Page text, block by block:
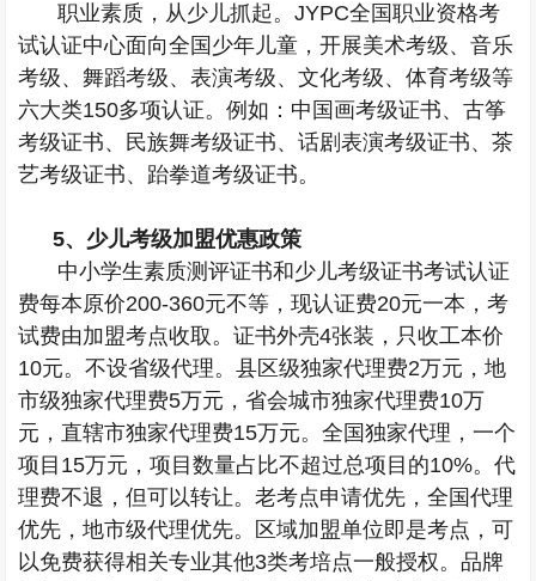
职业素质，从少儿抓起。JYPC全国职业资格考
试认证中心面向全国少年儿童，开展美术考级、音乐
考级、舞蹈考级、表演考级、文化考级、体育考级等
六大类150多项认证。例如：中国画考级证书、古筝
考级证书、民族舞考级证书、话剧表演考级证书、茶
艺考级证书、跆拳道考级证书。
5、少儿考级加盟优惠政策
中小学生素质测评证书和少儿考级证书考试认证
费每本原价200-360元不等，现认证费20元一本，考
试费由加盟考点收取。证书外壳4张装，只收工本价
10元。不设省级代理。县区级独家代理费2万元，地
市级独家代理费5万元，省会城市独家代理费10万
元，直辖市独家代理费15万元。全国独家代理，一个
项目 15万元，项目数量占比不超过总项目的10%。代
理费不退，但可以转让。老考点申请优先，全国代理
优先，地市级代理优先。区域加盟单位即是考点，可
以免费获得相关专业其他3类考培点一般授权。品牌